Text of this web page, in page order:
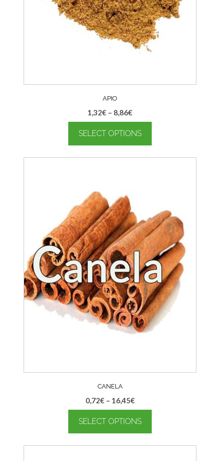
APIO
1,32€ – 8,86€
SELECT OPTIONS
CANELA
0,72€ – 16,45€
SELECT OPTIONS